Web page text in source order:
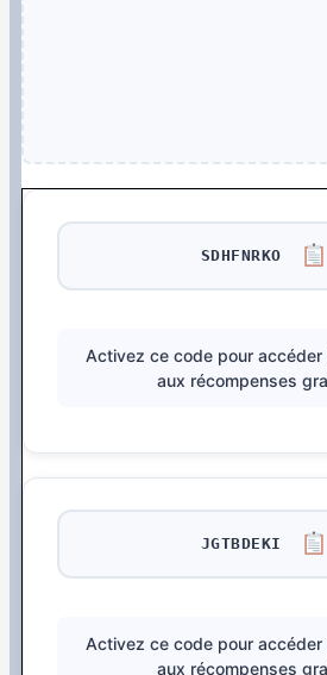
SDHFNRKO
Activez ce code pour accéder
aux récompenses
JGTBDEKI
Activez ce code pour accéder
aux récompenses